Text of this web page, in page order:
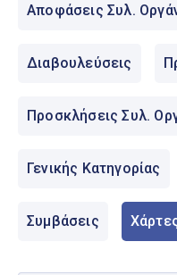
Αποφάσεις Συλ.
Διαβουλεύσεις
Προσκλήσεις Συλ.
Γενικής Κατηγορίας
Συμβάσεις